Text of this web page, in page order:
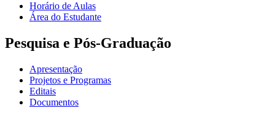
Horário de Aulas
Área do Estudante
Pesquisa e Pós-Graduação
Apresentação
Projetos e Programas
Editais
Documentos